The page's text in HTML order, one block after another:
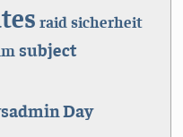
raid sicherheit
subject
Day